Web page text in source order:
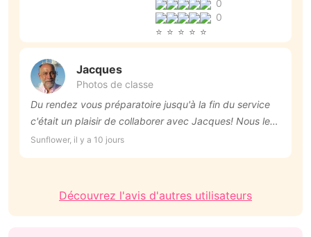
0
0
Jacques
Photos de classe
Du rendez vous préparatoire jusqu'à la fin du service
c'était un plaisir de collaborer avec Jacques! Nous le
recommandons vivement.
Sunflower, il y a 10 jours
Découvrez l'avis d'autres utilisateurs